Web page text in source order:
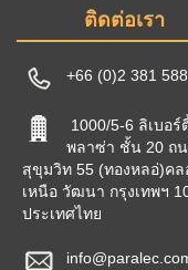
ติดต่อเรา
+66 (0)2 381
1000/5-6 ลิเบอร์
พลาซ่า ชั้น 20 ถ
สุขุมวิท 55 (ทองหลอ่)ค
เหนือ วัฒนา กรุงเทพฯ
ประเทศไทย